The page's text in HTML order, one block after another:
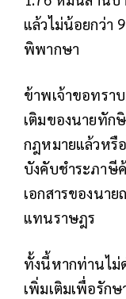
แล้วไม่น้อยกว่า
พิพากษา
ข้าพเจ้าขอทรา
เติมของนายทัก
กฎหมายแล้วหรือ
บังคับชำระภาษี
เอกสารของนา
แทนราษฎร
ทั้งนี้หากท่านไม่
เพิ่มเติมเพื่อรัก